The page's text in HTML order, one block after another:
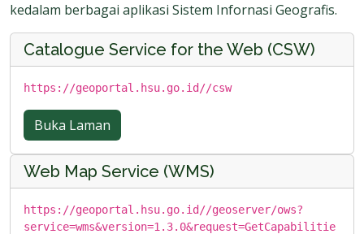
kedalam berbagai aplikasi Sistem Infornasi Geografis.
Catalogue Service for the Web (CSW)
https://geoportal.hsu.go.id//csw
Buka Laman
Web Map Service (WMS)
https://geoportal.hsu.go.id//geoserver/ows?
service=wms&version=1.3.0&request=GetCapabilitie